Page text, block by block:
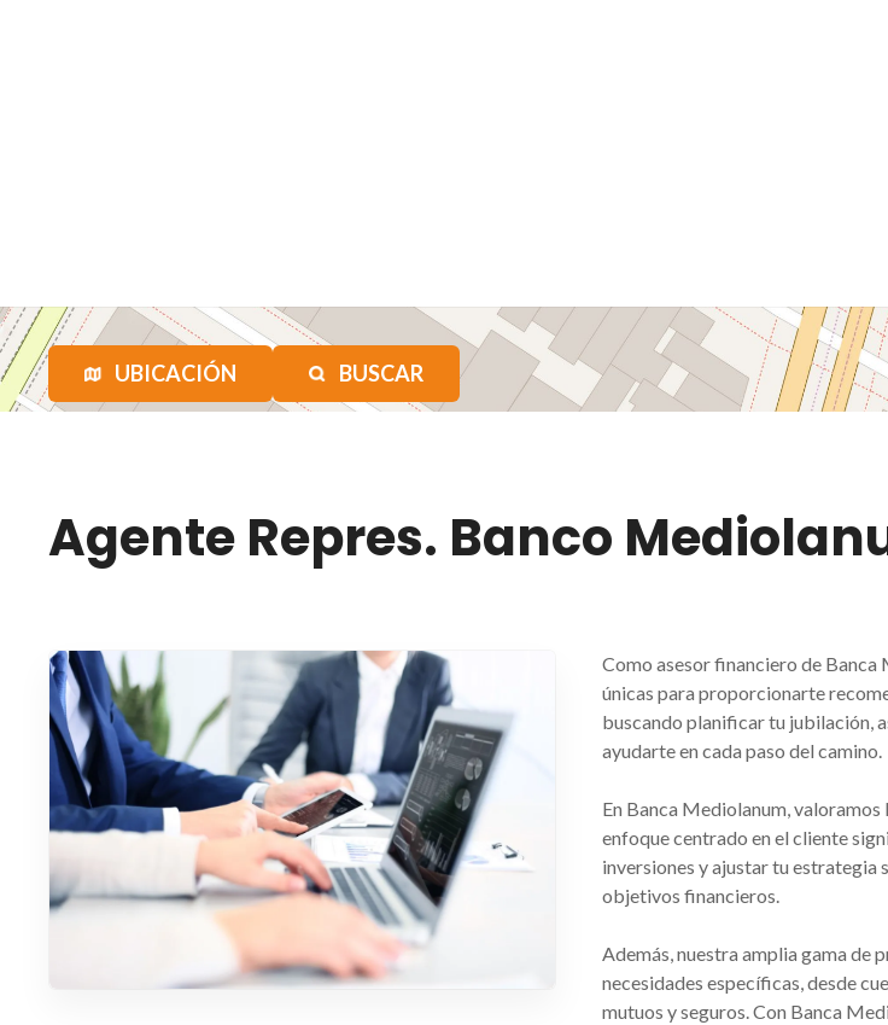
UBICACIÓN BUSCAR
Agente Repres. Banco
Como asesor financiero de Banca
únicas para proporcionarte
buscando planificar tu jubilación,
ayudarte en cada paso del camino.
En Banca Mediolanum,
enfoque centrado en el cliente
inversiones y ajustar tu estrategia
objetivos financieros.
Además, nuestra amplia gama de
necesidades específicas, desde
mutuos y seguros. Con Banca